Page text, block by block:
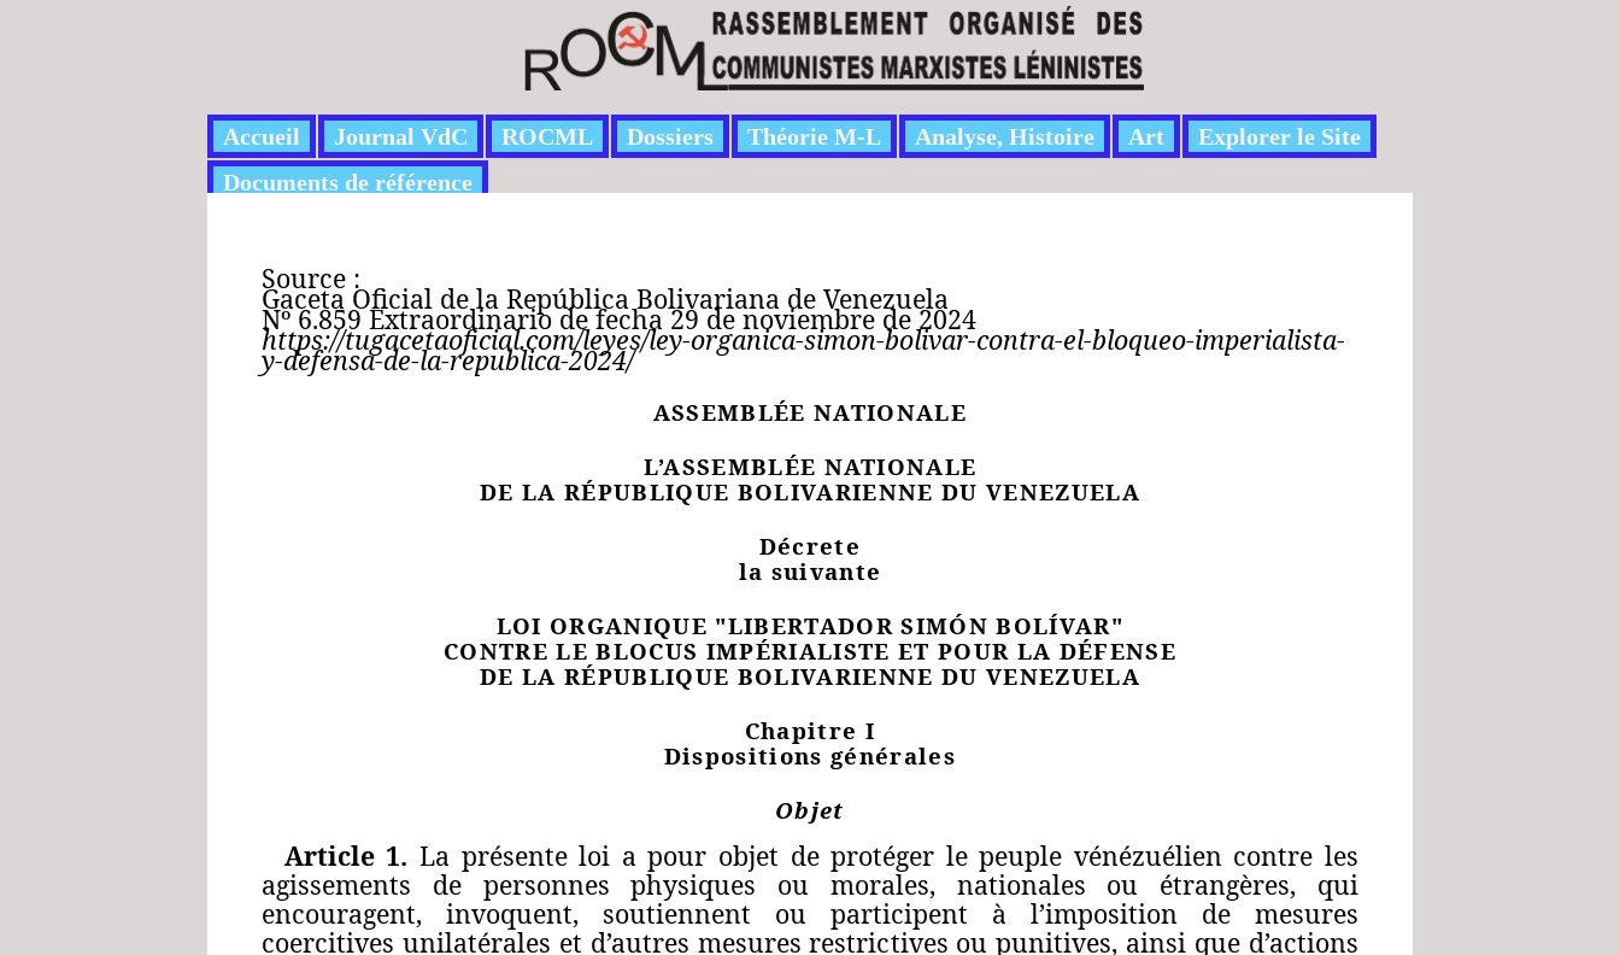
Accueil Journal VdC ROCML Dossiers Théorie M-L Analyse, Histoire Art
Explorer le Site
Documents de référence
Source :
Gaceta Oficial de la República Bolivariana de Venezuela
Nº 6.859 Extraordinario de fecha 29 de noviembre de 2024
https://tugacetaoficial.com/leyes/ley-organica-simon-bolivar-contra-el-bloqueo-imperialista-
y-defensa-de-la-republica-2024/
ASSEMBLÉE NATIONALE
L’ASSEMBLÉE NATIONALE
DE LA RÉPUBLIQUE BOLIVARIENNE DU VENEZUELA
Décrete
la suivante
LOI ORGANIQUE "LIBERTADOR SIMÓN BOLÍVAR"
CONTRE LE BLOCUS IMPÉRIALISTE ET POUR LA DÉFENSE
DE LA RÉPUBLIQUE BOLIVARIENNE DU VENEZUELA
Chapitre I
Dispositions générales
Objet
Article 1. La présente loi a pour objet de protéger le peuple vénézuélien contre les
agissements de personnes physiques ou morales, nationales ou étrangères, qui
encouragent, invoquent, soutiennent ou participent à l’imposition de mesures
coercitives unilatérales et d’autres mesures restrictives ou punitives, ainsi que d’actions